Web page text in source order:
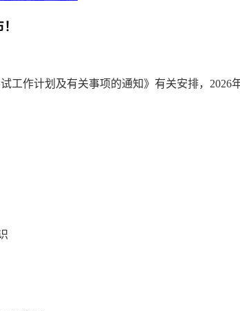
工作计划及有关事项的通知》有关安排，2026